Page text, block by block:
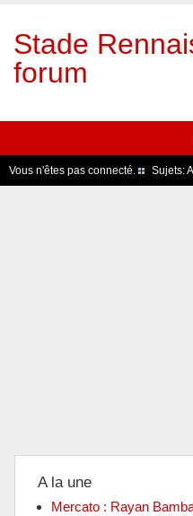
Stade
forum
Vous n'êtes pas connecté. Sujets:
A la une
Mercato : Rayan